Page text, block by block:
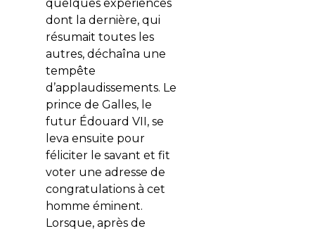
quelques expériences
dont la dernière, qui
résumait toutes les
autres, déchaîna une
tempête
d’applaudissements. Le
prince de Galles, le
futur Édouard VII, se
leva ensuite pour
féliciter le savant et fit
voter une adresse de
congratulations à cet
homme éminent.
Lorsque, après de